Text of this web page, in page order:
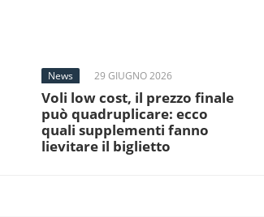
News 29 GIUGNO 2026
Voli low cost, il prezzo finale
può quadruplicare: ecco
quali supplementi fanno
lievitare il biglietto